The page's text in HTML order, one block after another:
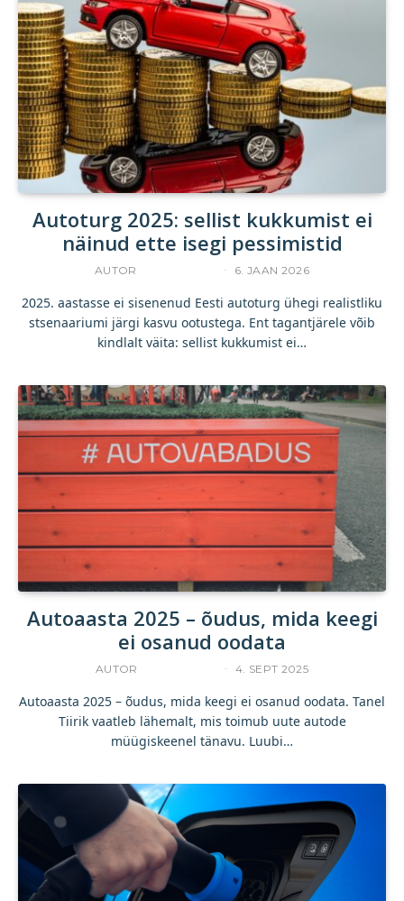
Autoturg 2025: sellist kukkumist ei
näinud ette isegi pessimistid
AUTOR 6. JAAN 2026
2025. aastasse ei sisenenud Eesti autoturg ühegi realistliku
stsenaariumi järgi kasvu ootustega. Ent tagantjärele võib
kindlalt väita: sellist kukkumist ei…
Autoaasta 2025 – õudus, mida keegi
ei osanud oodata
AUTOR 4. SEPT 2025
Autoaasta 2025 – õudus, mida keegi ei osanud oodata. Tanel
Tiirik vaatleb lähemalt, mis toimub uute autode
müügiskeenel tänavu. Luubi…